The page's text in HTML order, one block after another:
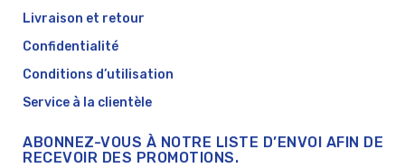
Livraison et retour
Confidentialité
Conditions d’utilisation
Service à la clientèle
ABONNEZ-VOUS À NOTRE LISTE D’ENVOI AFIN DE
RECEVOIR DES PROMOTIONS.